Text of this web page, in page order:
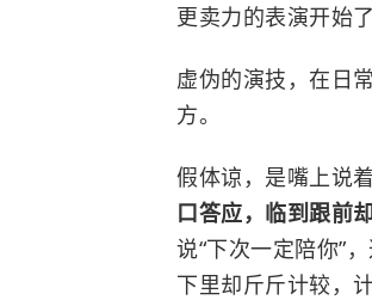
更卖力的表演开始了
虚伪的演技，在日
方。
假体谅，是嘴上说
口答应，临到跟前
说“下次一定陪你”
下里却斤斤计较，